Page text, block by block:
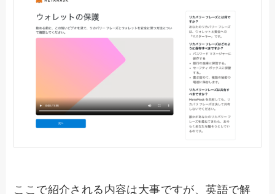
ここで紹介される内容は大事ですが、英語で解